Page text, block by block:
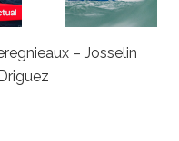
– Josselin